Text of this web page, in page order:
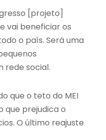
[projeto]
vai beneficiar os
o país. Será uma
rede social.
que o teto do MEI
que prejudica o
O último reajuste